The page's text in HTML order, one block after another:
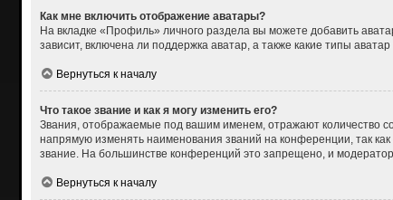
Как мне включить отображение аватары?
На вкладке «Профиль» личного раздела вы можете добавить
зависит, включена ли поддержка аватар, а также какие типы
Вернуться к началу
Что такое звание и как я могу изменить его?
Звания, отображаемые под вашим именем, отражают количество
напрямую изменять наименования званий на конференции, так
звание. На большинстве конференций это запрещено, и
Вернуться к началу